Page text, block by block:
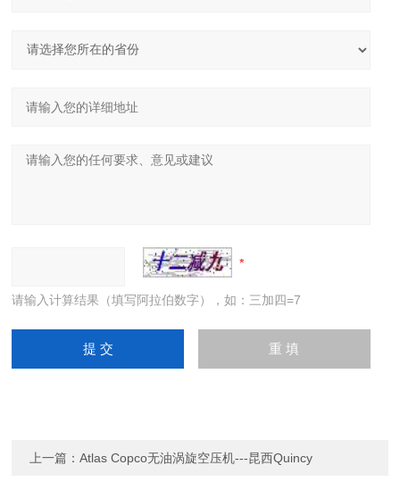
请输入计算结果（填写阿拉伯数字），如：三加四=7
上一篇：Atlas Copco无油涡旋空压机---昆西Quincy